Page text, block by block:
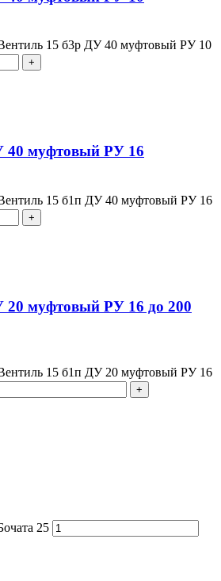
15 б3р ДУ 40 муфтовый РУ 10
40 муфтовый РУ 16
15 б1п ДУ 40 муфтовый РУ 16
20 муфтовый РУ 16 до 200
15 б1п ДУ 20 муфтовый РУ 16
25